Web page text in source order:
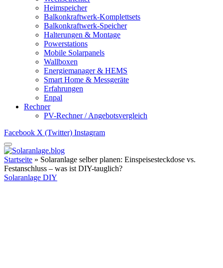
Heimspeicher
Balkonkraftwerk-Komplettsets
Balkonkraftwerk-Speicher
Halterungen & Montage
Powerstations
Mobile Solarpanels
Wallboxen
Energiemanager & HEMS
Smart Home & Messgeräte
Erfahrungen
Enpal
Rechner
PV-Rechner / Angebotsvergleich
Facebook X (Twitter) Instagram
Startseite » Solaranlage selber planen: Einspeisesteckdose vs.
Festanschluss – was ist DIY-tauglich?
Solaranlage DIY